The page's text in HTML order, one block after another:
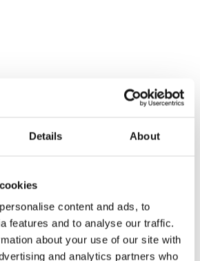
Details About
content and ads, to
features and to analyse our traffic.
about your use of our site with
and analytics partners who